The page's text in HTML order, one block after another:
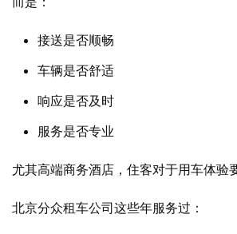
接送是否顺畅
车辆是否舒适
响应是否及时
服务是否专业
尤其高端商务酒店，住客对于用车体验
北京分众租车公司这些年服务过：